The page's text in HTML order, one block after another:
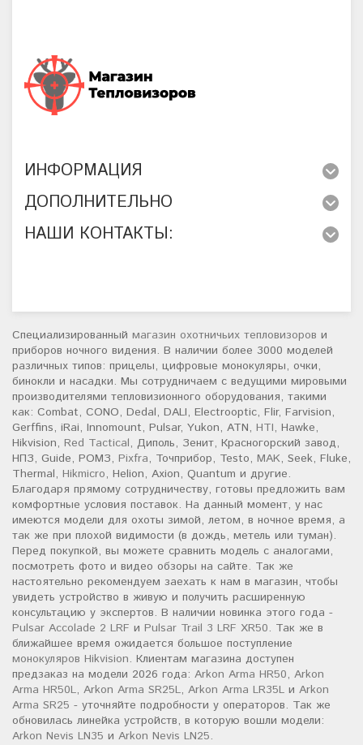
ИНФОРМАЦИЯ
ДОПОЛНИТЕЛЬНО
НАШИ КОНТАКТЫ:
Специализированный магазин охотничьих тепловизоров и
приборов ночного видения. В наличии более 3000 моделей
различных типов: прицелы, цифровые монокуляры, очки,
бинокли и насадки. Мы сотрудничаем с ведущими мировыми
производителями тепловизионного оборудования, такими
как: Combat, CONO, Dedal, DALI, Electrooptic, Flir, Farvision,
Gerffins, iRai, Innomount, Pulsar, Yukon, ATN, HTI, Hawke,
Hikvision, Red Tactical, Диполь, Зенит, Красногорский завод,
НПЗ, Guide, РОМЗ, Pixfra, Точприбор, Testo, MAK, Seek, Fluke,
Thermal, Hikmicro, Helion, Axion, Quantum и другие.
Благодаря прямому сотрудничеству, готовы предложить вам
комфортные условия поставок. На данный момент, у нас
имеются модели для охоты зимой, летом, в ночное время, а
так же при плохой видимости (в дождь, метель или туман).
Перед покупкой, вы можете сравнить модель с аналогами,
посмотреть фото и видео обзоры на сайте. Так же
настоятельно рекомендуем заехать к нам в магазин, чтобы
увидеть устройство в живую и получить расширенную
консультацию у экспертов. В наличии новинка этого года -
Pulsar Accolade 2 LRF и Pulsar Trail 3 LRF XR50. Так же в
ближайшее время ожидается большое поступление
монокуляров Hikvision. Клиентам магазина доступен
предзаказ на модели 2026 года: Arkon Arma HR50, Arkon
Arma HR50L, Arkon Arma SR25L, Arkon Arma LR35L и Arkon
Arma SR25 - уточняйте подробности у операторов. Так же
обновилась линейка устройств, в которую вошли модели:
Arkon Nevis LN35 и Arkon Nevis LN25.